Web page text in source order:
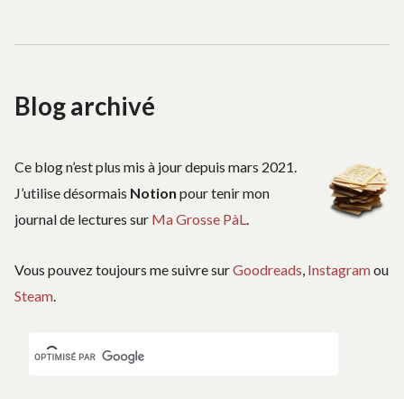
Blog archivé
Ce blog n’est plus mis à jour depuis mars 2021.
J’utilise désormais Notion pour tenir mon
journal de lectures sur Ma Grosse PàL.
Vous pouvez toujours me suivre surGoodreads Instagramou
Steam